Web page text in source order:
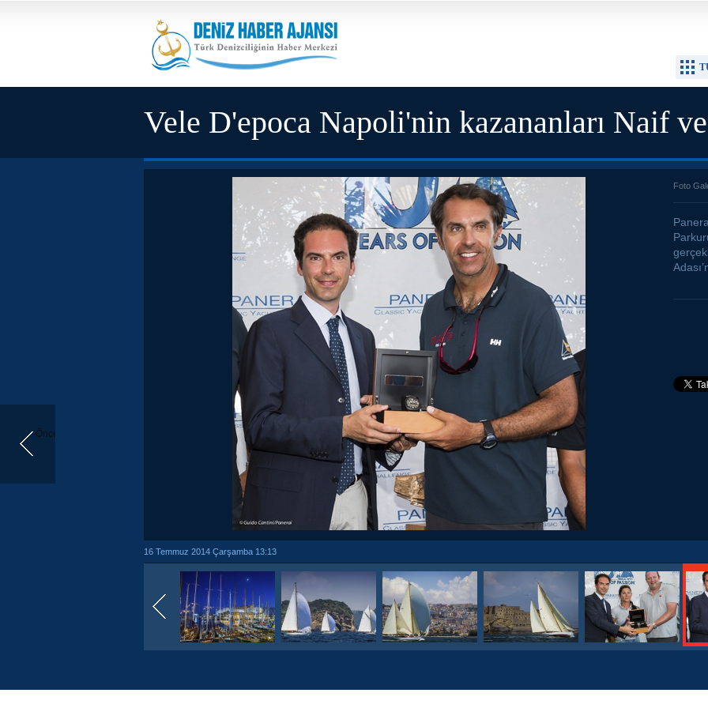
Önceki
Vele D'epoca Napoli'nin kazananları Naif
Foto
16 Temmuz 2014 Çarşamba 13:13